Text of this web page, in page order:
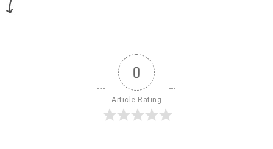
0
Article Rating